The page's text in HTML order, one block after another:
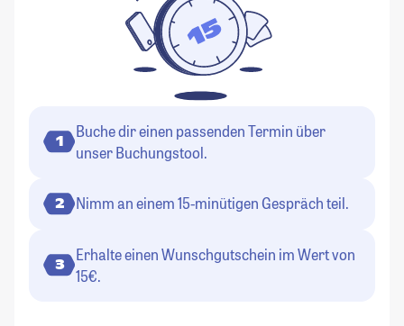
1
Buche dir einen passenden Termin über
unser Buchungstool.
2 Nimm an einem 15-minütigen Gespräch teil.
3
Erhalte einen Wunschgutschein im Wert von
15€.